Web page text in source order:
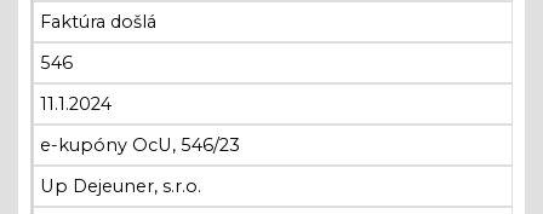
Faktúra došlá
546
11.1.2024
e-kupóny OcU, 546/23
Up Dejeuner, s.r.o.